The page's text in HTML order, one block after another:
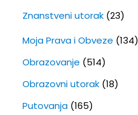
Znanstveni utorak(23)
Moja Prava i Obveze (134)
Obrazovanje (514)
Obrazovni utorak(18)
Putovanja(165)